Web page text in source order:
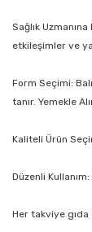
Sağlık
etkileşimler ve
Form Seçimi:
tanır. Yemekle
Kaliteli Ürün
Düzenli
Her takviye gıda